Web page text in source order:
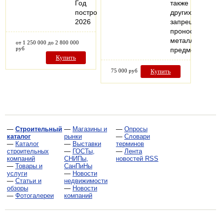
Год
постройки:
2026
от 1 250 000 до 2 800 000
руб
Купить
также
других
запрещенных
проносу
металлических
предметов…
75 000 руб Купить
— Строительный
каталог
— Каталог
строительных
компаний
— Товары и
услуги
— Статьи и
обзоры
— Фотогалереи
— Магазины и
рынки
— Выставки
— ГОСТы,
СНИПы,
СанПиНы
— Новости
недвижимости
— Новости
компаний
— Опросы
— Словари
терминов
— Лента
новостей RSS